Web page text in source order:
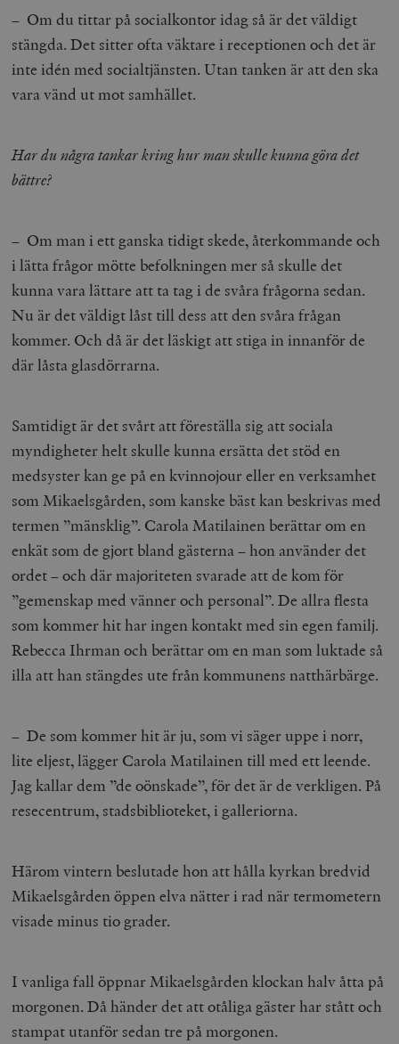
– Om du tittar på socialkontor idag så är det väldigt
stängda. Det sitter ofta väktare i receptionen och det är
inte idén med socialtjänsten. Utan tanken är att den ska
vara vänd ut mot samhället.
Har du några tankar kring hur man skulle kunna göra det
bättre?
– Om man i ett ganska tidigt skede, återkommande och
i lätta frågor mötte befolkningen mer så skulle det
kunna vara lättare att ta tag i de svåra frågorna sedan.
Nu är det väldigt låst till dess att den svåra frågan
kommer. Och då är det läskigt att stiga in innanför de
där låsta glasdörrarna.
Samtidigt är det svårt att föreställa sig att sociala
myndigheter helt skulle kunna ersätta det stöd en
medsyster kan ge på en kvinnojour eller en verksamhet
som Mikaelsgården, som kanske bäst kan beskrivas med
termen ”mänsklig”. Carola Matilainen berättar om en
enkät som de gjort bland gästerna – hon använder det
ordet – och där majoriteten svarade att de kom för
”gemenskap med vänner och personal”. De allra flesta
som kommer hit har ingen kontakt med sin egen familj.
Rebecca Ihrman och berättar om en man som luktade så
illa att han stängdes ute från kommunens natthärbärge.
– De som kommer hit är ju, som vi säger uppe i norr,
lite eljest, lägger Carola Matilainen till med ett leende.
Jag kallar dem ”de oönskade”, för det är de verkligen. På
resecentrum, stadsbiblioteket, i galleriorna.
Härom vintern beslutade hon att hålla kyrkan bredvid
Mikaelsgården öppen elva nätter i rad när termometern
visade minus tio grader.
I vanliga fall öppnar Mikaelsgården klockan halv åtta på
morgonen. Då händer det att otåliga gäster har stått och
stampat utanför sedan tre på morgonen.